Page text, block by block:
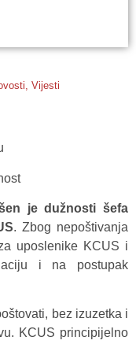
Vijesti
je dužnosti šefa
. Zbog nepoštivanja
uposlenike KCUS i
i na postupak
bez izuzetka i
KCUS principijelno